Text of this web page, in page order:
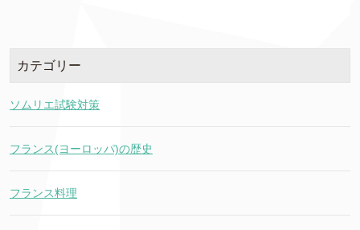
カテゴリー
ソムリエ試験対策
フランス(ヨーロッパ)の歴史
フランス料理